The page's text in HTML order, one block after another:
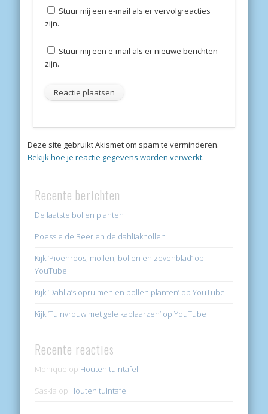
Stuur mij een e-mail als er vervolgreacties
zijn.
Stuur mij een e-mail als er nieuwe berichten
zijn.
Deze site gebruikt Akismet om spam te verminderen.
Bekijk hoe je reactie gegevens worden verwerkt.
Recente berichten
De laatste bollen planten
Poessie de Beer en de dahliaknollen
Kijk ‘Pioenroos, mollen, bollen en zevenblad’ op
YouTube
Kijk ‘Dahlia’s opruimen en bollen planten’ op YouTube
Kijk ‘Tuinvrouw met gele kaplaarzen’ op YouTube
Recente reacties
Monique op Houten tuintafel
Saskia op Houten tuintafel